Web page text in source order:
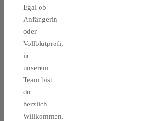
Egal ob
Anfängerin
oder
Vollblutprofi,
in
unserem
Team bist
du
herzlich
Willkommen.